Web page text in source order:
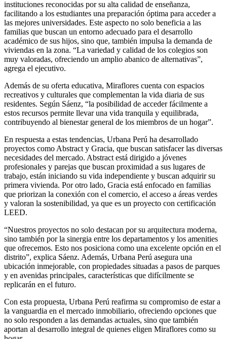
instituciones reconocidas por su alta calidad de enseñanza,
facilitando a los estudiantes una preparación óptima para acceder a
las mejores universidades. Este aspecto no solo beneficia a las
familias que buscan un entorno adecuado para el desarrollo
académico de sus hijos, sino que, también impulsa la demanda de
viviendas en la zona. “La variedad y calidad de los colegios son
muy valoradas, ofreciendo un amplio abanico de alternativas”,
agrega el ejecutivo.
Además de su oferta educativa, Miraflores cuenta con espacios
recreativos y culturales que complementan la vida diaria de sus
residentes. Según Sáenz, “la posibilidad de acceder fácilmente a
estos recursos permite llevar una vida tranquila y equilibrada,
contribuyendo al bienestar general de los miembros de un hogar”.
En respuesta a estas tendencias, Urbana Perú ha desarrollado
proyectos como Abstract y Gracia, que buscan satisfacer las diversas
necesidades del mercado. Abstract está dirigido a jóvenes
profesionales y parejas que buscan proximidad a sus lugares de
trabajo, están iniciando su vida independiente y buscan adquirir su
primera vivienda. Por otro lado, Gracia está enfocado en familias
que priorizan la conexión con el comercio, el acceso a áreas verdes
y valoran la sostenibilidad, ya que es un proyecto con certificación
LEED.
“Nuestros proyectos no solo destacan por su arquitectura moderna,
sino también por la sinergia entre los departamentos y los amenities
que ofrecemos. Esto nos posiciona como una excelente opción en el
distrito”, explica Sáenz. Además, Urbana Perú asegura una
ubicación inmejorable, con propiedades situadas a pasos de parques
y en avenidas principales, características que difícilmente se
replicarán en el futuro.
Con esta propuesta, Urbana Perú reafirma su compromiso de estar a
la vanguardia en el mercado inmobiliario, ofreciendo opciones que
no solo responden a las demandas actuales, sino que también
aportan al desarrollo integral de quienes eligen Miraflores como su